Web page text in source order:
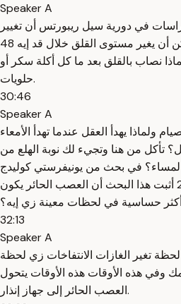
Speaker A
في دورية سيل ريبورتس أن تغيير
تركيبة البكتيريا في الأمعاء يمكن أن يغير مستوى القلق خلال قد إيه 48
نصاب بالقلق بعد ما كل أكلة سكر أو
حلويات.
30:46
Speaker A
ولماذا يهدأ العقل عندما تهدأ الأمعاء
تأكل من هنا وتجيء لك نوبة الهلع من
المساء؟ في بحث من يونيفرستي كوليدج
لندن يو سي إل عام 2020 أثبت هذا البحث أن العصب الحائر يكون
أكثر حساسية في لحظات معينة زي إيه؟
32:13
Speaker A
تغير الغازات الانتفاخات زي لحظة
هذه الأوقات هذه الأوقات يتحول
العصب الحائر إلى جهاز إنذار.